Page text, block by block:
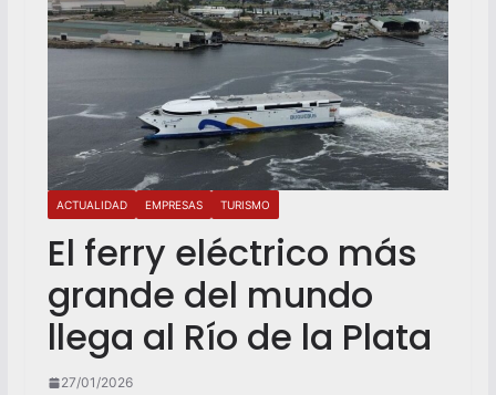
ACTUALIDAD EMPRESAS TURISMO
El ferry eléctrico más
grande del mundo
llega al Río de la Plata
27/01/2026